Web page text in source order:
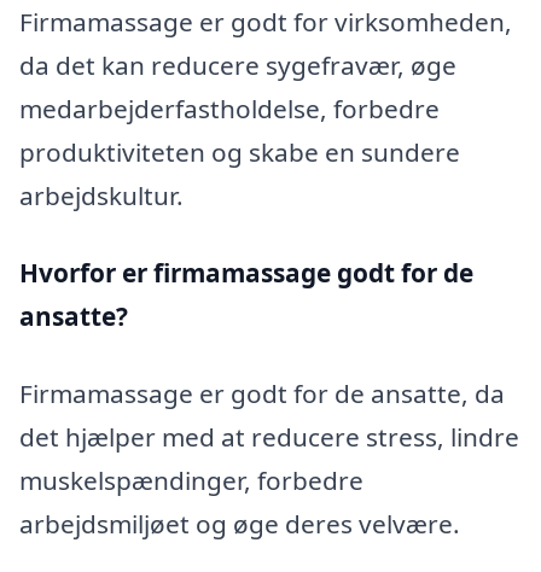
Firmamassage er godt for virksomheden,
da det kan reducere sygefravær, øge
medarbejderfastholdelse, forbedre
produktiviteten og skabe en sundere
arbejdskultur.
Hvorfor er firmamassage godt for de
ansatte?
Firmamassage er godt for de ansatte, da
det hjælper med at reducere stress, lindre
muskelspændinger, forbedre
arbejdsmiljøet og øge deres velvære.